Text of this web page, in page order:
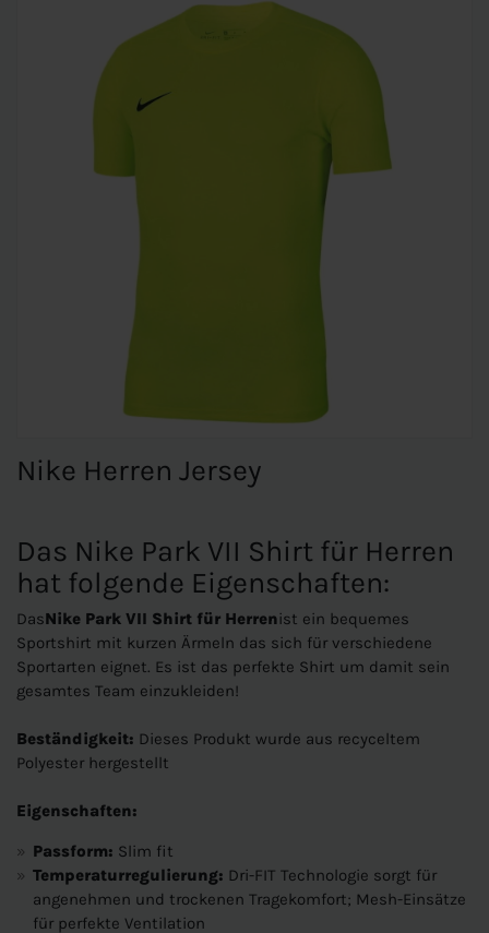
Nike Herren Jersey
Das Nike Park VII Shirt für Herren
hat folgende Eigenschaften:
DasNike Park VII Shirt für Herrenist ein bequemes
Sportshirt mit kurzen Ärmeln das sich für verschiedene
Sportarten eignet. Es ist das perfekte Shirt um damit sein
gesamtes Team einzukleiden!
Beständigkeit: Dieses Produkt wurde aus recyceltem
Polyester hergestellt
Eigenschaften:
Passform: Slim fit
Temperaturregulierung: Dri-FIT Technologie sorgt für
angenehmen und trockenen Tragekomfort; Mesh-Einsätze
für perfekte Ventilation